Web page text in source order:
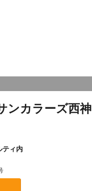
カラーズ西神
ティ内